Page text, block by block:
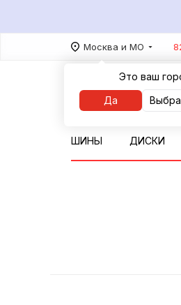
Москва и МО
Это ваш
Да
ШИНЫ ДИСКИ